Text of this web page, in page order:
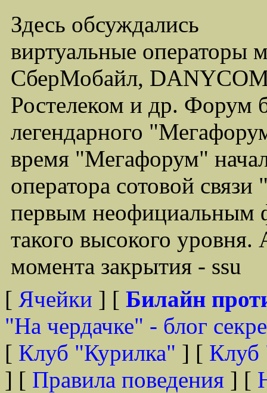
Здесь обсуждались
виртуальные операторы
СберМобайл,
Ростелеком и др. Форум
легендарного
время "Мегафорум"
оператора сотовой
первым неофициальным
такого высокого
момента закрытия - ssu
[ Ячейки ] [ Билайн
"На чердачке" - блог
[ Клуб "Курилка" ] [ Клуб
] [ Правила поведения ] [